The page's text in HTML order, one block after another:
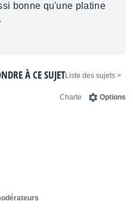
bonne qu'une platine
< Liste des sujets
À CE SUJET
Options
Charte